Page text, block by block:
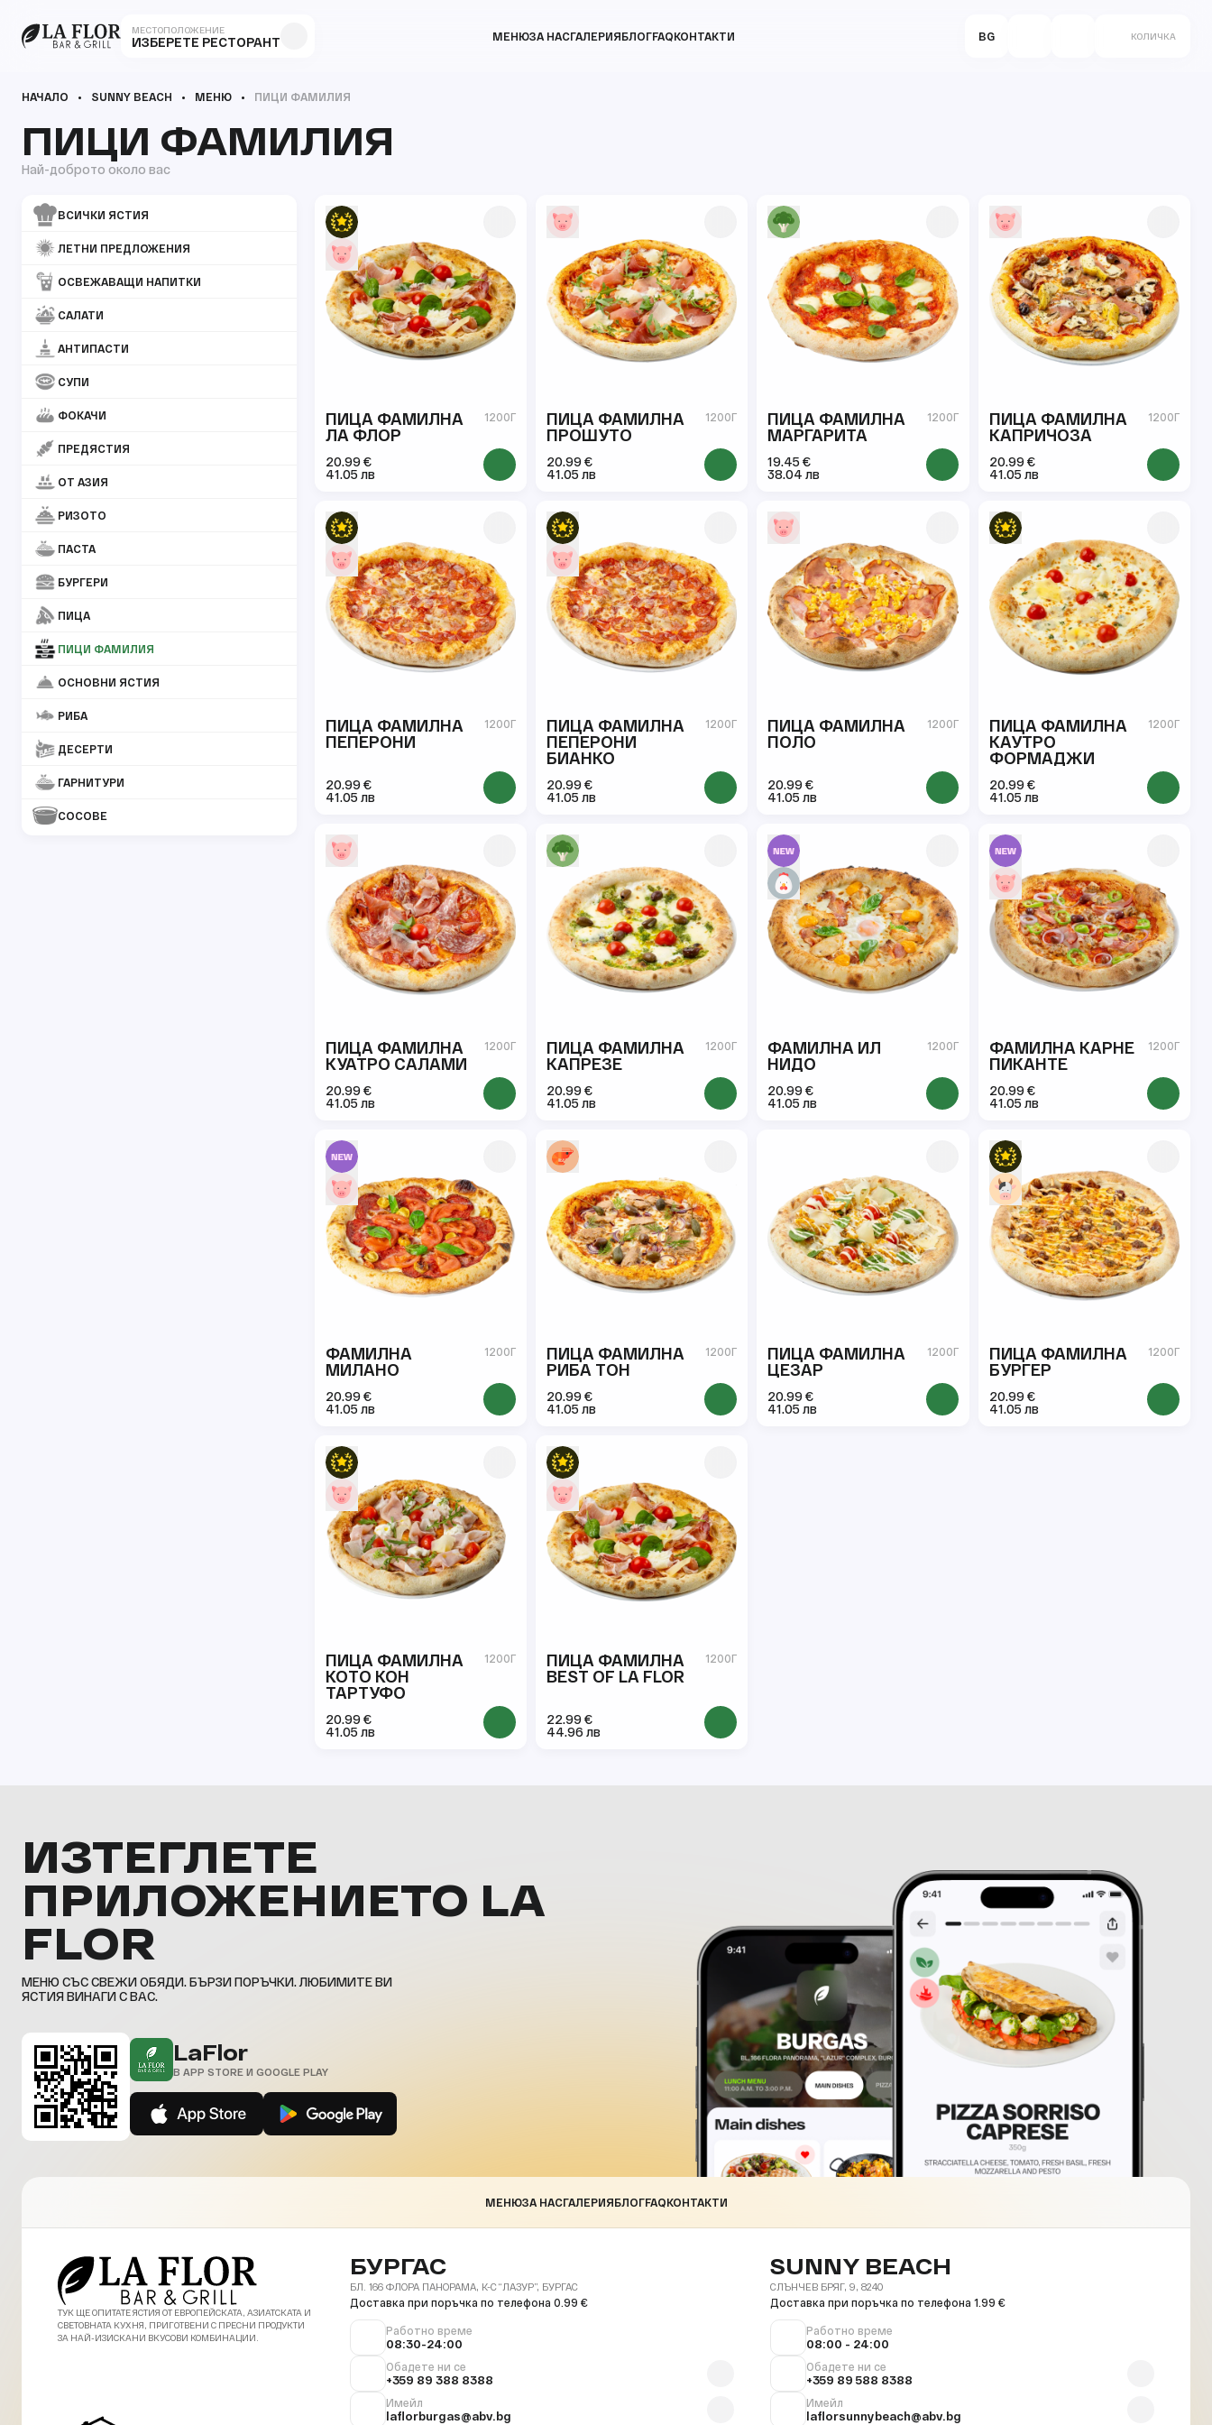
МЕСТОПОЛОЖЕНИЕ
ИЗБЕРЕТЕ РЕСТОРАНТ МЕНЮЗА НАСГАЛЕРИЯБЛОГFAQКОНТАКТИ BG КОЛИЧКА
НАЧАЛО SUNNY BEACH МЕНЮ ПИЦИ ФАМИЛИЯ
ПИЦИ ФАМИЛИЯ
Най-доброто около вас
ВСИЧКИ ЯСТИЯ
ЛЕТНИ ПРЕДЛОЖЕНИЯ
ОСВЕЖАВАЩИ НАПИТКИ
САЛАТИ
АНТИПАСТИ
СУПИ
ФОКАЧИ
ПРЕДЯСТИЯ
ОТ АЗИЯ
РИЗОТО
ПАСТА
БУРГЕРИ
ПИЦA
ПИЦИ ФАМИЛИЯ
ОСНОВНИ ЯСТИЯ
РИБА
ДЕСЕРТИ
ГАРНИТУРИ
СОСОВЕ
ПИЦА ФАМИЛНА
ЛА ФЛОР
1200Г
20.99 €
41.05 лв
ПИЦА ФАМИЛНА
ПРОШУТО
1200Г
20.99 €
41.05 лв
ПИЦА ФАМИЛНА
МАРГАРИТА
1200Г
19.45 €
38.04 лв
ПИЦА ФАМИЛНА
КАПРИЧОЗА
1200Г
20.99 €
41.05 лв
ПИЦА ФАМИЛНА
ПЕПЕРОНИ
1200Г
20.99 €
41.05 лв
ПИЦА ФАМИЛНА
ПЕПЕРОНИ
БИАНКО
1200Г
20.99 €
41.05 лв
ПИЦА ФАМИЛНА
ПОЛО
1200Г
20.99 €
41.05 лв
ПИЦА ФАМИЛНА
КАУТРО
ФОРМАДЖИ
1200Г
20.99 €
41.05 лв
ПИЦА ФАМИЛНА
КУАТРО САЛАМИ
1200Г
20.99 €
41.05 лв
ПИЦА ФАМИЛНА
КАПРЕЗЕ
1200Г
20.99 €
41.05 лв
ФАМИЛНА ИЛ
НИДО
1200Г
20.99 €
41.05 лв
ФАМИЛНА КАРНЕ
ПИКАНТЕ
1200Г
20.99 €
41.05 лв
ФАМИЛНА
МИЛАНО
1200Г
20.99 €
41.05 лв
ПИЦА ФАМИЛНА
РИБА ТОН
1200Г
20.99 €
41.05 лв
ПИЦА ФАМИЛНА
ЦЕЗАР
1200Г
20.99 €
41.05 лв
ПИЦА ФАМИЛНА
БУРГЕР
1200Г
20.99 €
41.05 лв
ПИЦА ФАМИЛНА
КОТО КОН
ТАРТУФО
1200Г
20.99 €
41.05 лв
ПИЦА ФАМИЛНА
BEST OF LA FLOR
1200Г
22.99 €
44.96 лв
ИЗТЕГЛЕТЕ
ПРИЛОЖЕНИЕТО LA
FLOR
МЕНЮ СЪС СВЕЖИ ОБЯДИ. БЪРЗИ ПОРЪЧКИ. ЛЮБИМИТЕ ВИ
ЯСТИЯ ВИНАГИ С ВАС.
LaFlor
В APP STORE И GOOGLE PLAY
МЕНЮЗА НАСГАЛЕРИЯБЛОГFAQКОНТАКТИ
ТУК ЩЕ ОПИТАТЕ ЯСТИЯ ОТ ЕВРОПЕЙСКАТА, АЗИАТСКАТА И
СВЕТОВНАТА КУХНЯ, ПРИГОТВЕНИ С ПРЕСНИ ПРОДУКТИ
ЗА НАЙ-ИЗИСКАНИ ВКУСОВИ КОМБИНАЦИИ.
БУРГАС
БЛ. 166 ФЛОРА ПАНОРАМА, К-С “ЛАЗУР”, БУРГАС
Доставка при поръчка по телефона 0.99 €
Работно време
08:30-24:00
Обадете ни се
+359 89 388 8388
Имейл
laflorburgas@abv.bg
SUNNY BEACH
СЛЪНЧЕВ БРЯГ, 9, 8240
Доставка при поръчка по телефона 1.99 €
Работно време
08:00 - 24:00
Обадете ни се
+359 89 588 8388
Имейл
laflorsunnybeach@abv.bg